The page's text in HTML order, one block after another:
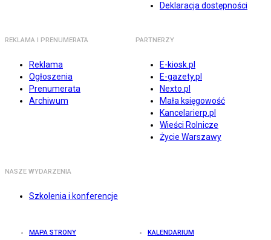
Deklaracja dostępności
REKLAMA I PRENUMERATA
Reklama
Ogłoszenia
Prenumerata
Archiwum
PARTNERZY
E-kiosk.pl
E-gazety.pl
Nexto.pl
Mała księgowość
Kancelarierp.pl
Wieści Rolnicze
Życie Warszawy
NASZE WYDARZENIA
Szkolenia i konferencje
MAPA STRONY KALENDARIUM